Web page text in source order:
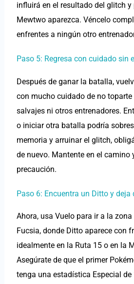
influirá en el resultado del glitch
Mewtwo aparezca. Véncelo
enfrentes a ningún otro
Paso 5: Regresa con cuidado sin
Después de ganar la batalla,
con mucho cuidado de no toparte
salvajes ni otros entrenadores.
o iniciar otra batalla podría
memoria y arruinar el glitch,
de nuevo. Mantente en el camino
precaución.
Paso 6: Encuentra un Ditto y
Ahora, usa Vuelo para ir a la
Fucsia, donde Ditto aparece con
idealmente en la Ruta 15 o en la
Asegúrate de que el primer
tenga una estadística Especial